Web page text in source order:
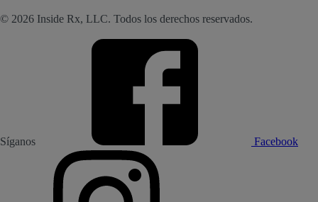
© 2026 Inside Rx, LLC. Todos los derechos reservados.
Síganos Facebook